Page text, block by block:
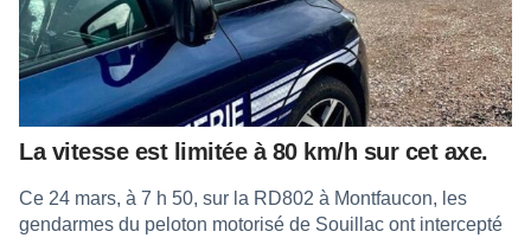
La vitesse est limitée à 80 km/h sur cet axe.
Ce 24 mars, à 7 h 50, sur la RD802 à Montfaucon, les
gendarmes du peloton motorisé de Souillac ont intercepté